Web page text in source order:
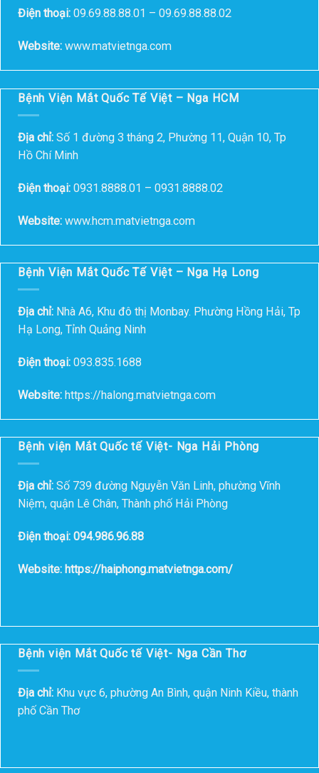
Điện thoại: 09.69.88.88.01 – 09.69.88.88.02
Website: www.matvietnga.com
Bệnh Viện Mắt Quốc Tế Việt – Nga HCM
Địa chỉ: Số 1 đường 3 tháng 2, Phường 11, Quận 10, Tp
Hồ Chí Minh
Điện thoại: 0931.8888.01 – 0931.8888.02
Website: www.hcm.matvietnga.com
Bệnh Viện Mắt Quốc Tế Việt – Nga Hạ Long
Địa chỉ: Nhà A6, Khu đô thị Monbay. Phường Hồng Hải, Tp
Hạ Long, Tỉnh Quảng Ninh
Điện thoại: 093.835.1688
Website: https://halong.matvietnga.com
Bệnh viện Mắt Quốc tế Việt- Nga Hải Phòng
Địa chỉ: Số 739 đường Nguyễn Văn Linh, phường Vĩnh
Niệm, quận Lê Chân, Thành phố Hải Phòng
Điện thoại: 094.986.96.88
Website: https://haiphong.matvietnga.com/
Bệnh viện Mắt Quốc tế Việt- Nga Cần Thơ
Địa chỉ: Khu vực 6, phường An Bình, quận Ninh Kiều, thành
phố Cần Thơ